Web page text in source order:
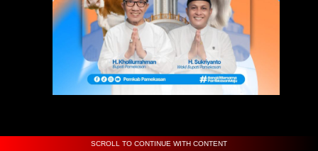
SCROLL TO CONTINUE WITH CONTENT